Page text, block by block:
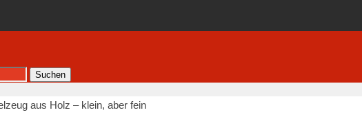
Suchen
aus Holz – klein, aber fein